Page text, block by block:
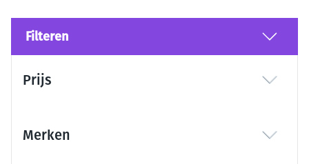
Filteren
Prijs
Merken